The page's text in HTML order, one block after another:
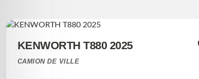
KENWORTH T880 2025
CAMION DE VILLE